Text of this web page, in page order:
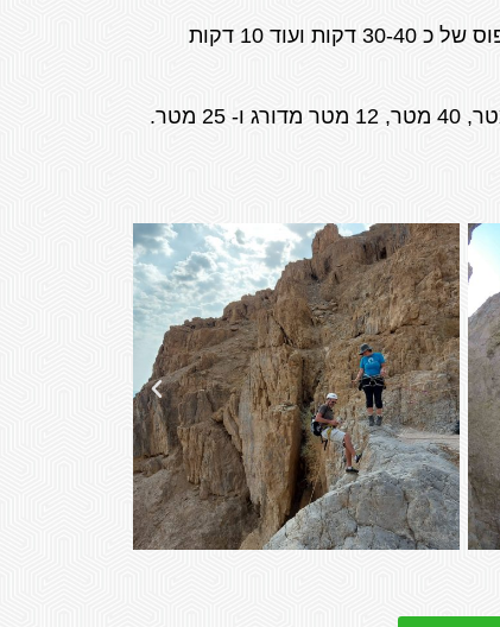
בנקודה זו נחצה את הערוץ (נקודת המעבר נמצאת אחרי 2 המפלים העליונים ומעל המפל השלישי) ונתחיל בטיפוס של כ 30-40 דקות ועוד 10 דקות